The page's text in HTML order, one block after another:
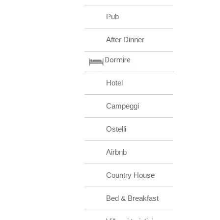
Pub
After Dinner
Dormire
Hotel
Campeggi
Ostelli
Airbnb
Country House
Bed & Breakfast